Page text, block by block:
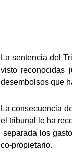
La sentencia del
visto reconocidas
desembolsos que
La consecuencia
el tribunal le ha
separada los
co-propietario.